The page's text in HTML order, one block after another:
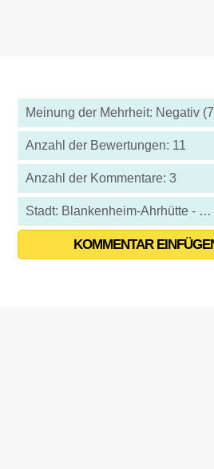
Meinung der Mehrheit: Negativ
Anzahl der Bewertungen: 11
Anzahl der Kommentare: 3
Stadt: Blankenheim-Ahrhütte - Deutschland
KOMMENTAR